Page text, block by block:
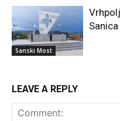
Sanski Most
LEAVE A REPLY